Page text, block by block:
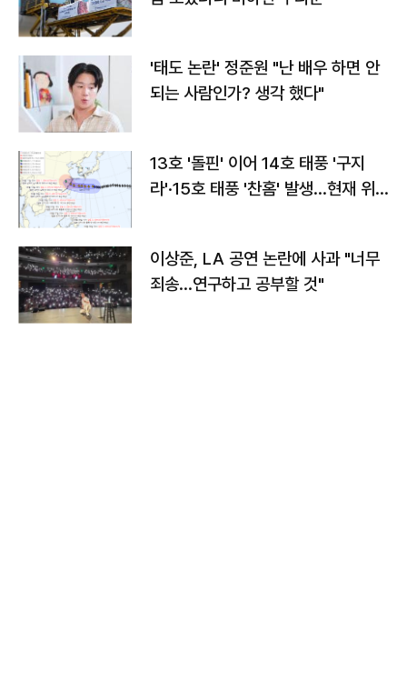
'태도 논란' 정준원 "난 배우 하면 안
되는 사람인가? 생각 했다"
13호 '돌핀' 이어 14호 태풍 '구지
라'·15호 태풍 '찬홈' 발생…현재 위
이상준, LA 공연 논란에 사과 "너무
죄송…연구하고 공부할 것"